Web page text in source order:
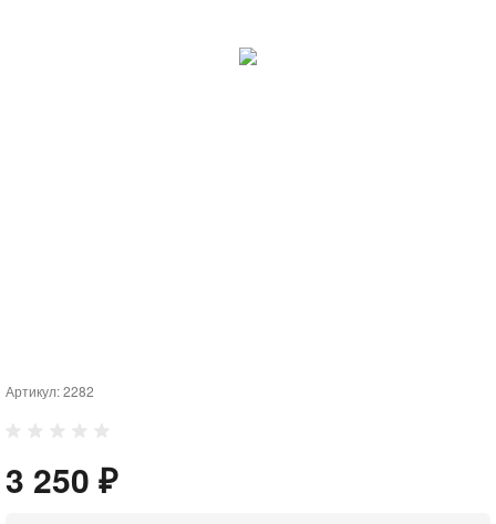
Артикул:2282
3 250 ₽